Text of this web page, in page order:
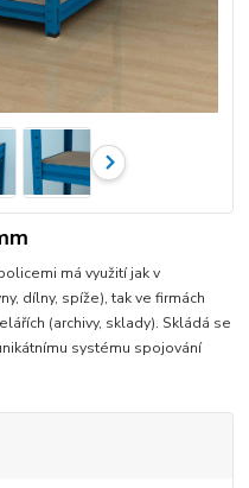
má využití jak v
dílny, spíže), tak ve firmách
(archivy, sklady). Skládá se
systému spojování